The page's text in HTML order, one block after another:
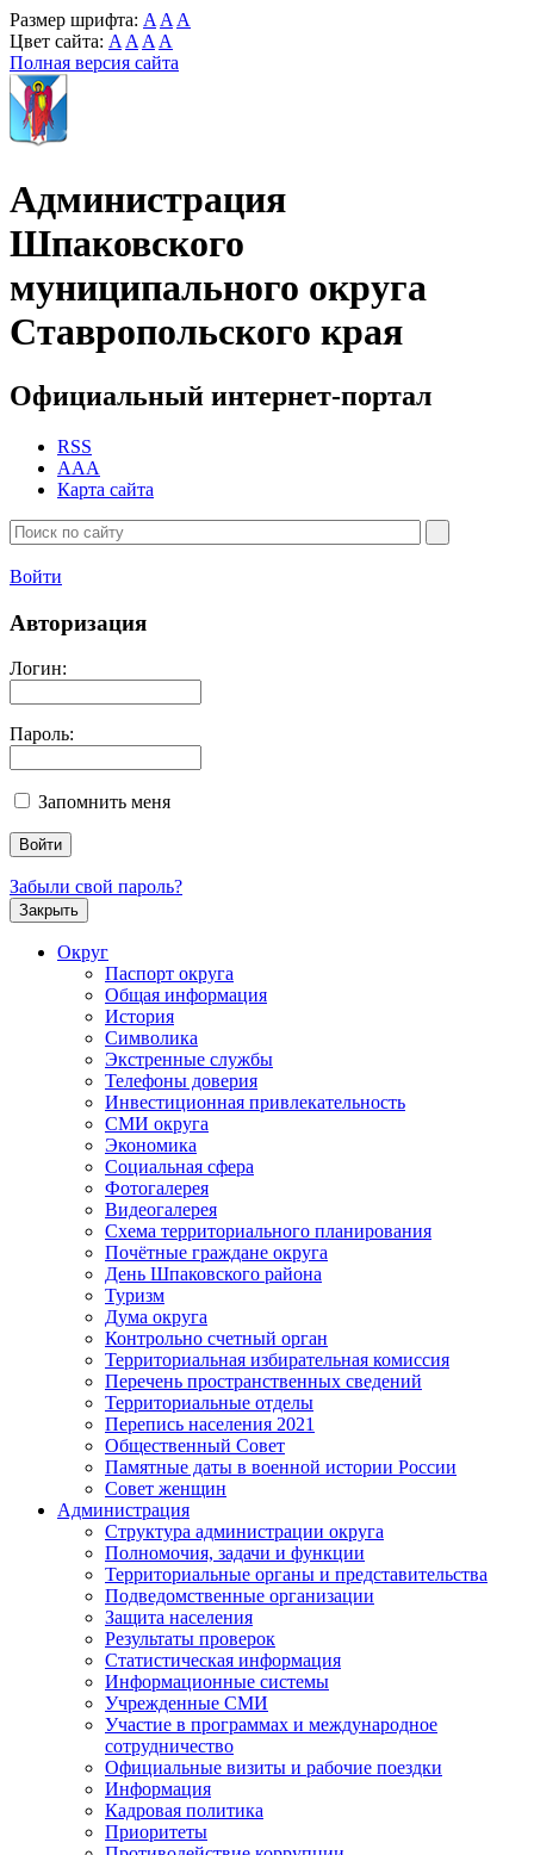
Размер шрифта: A A A
Цвет сайта: A A A A
Полная версия сайта
Администрация
Шпаковского
муниципального округа
Ставропольского края
Официальный интернет-портал
RSS
AAA
Карта сайта
Войти
Авторизация
Логин:
Пароль:
Запомнить меня
Забыли свой пароль?
Закрыть
Округ
Паспорт округа
Общая информация
История
Символика
Экстренные службы
Телефоны доверия
Инвестиционная привлекательность
СМИ округа
Экономика
Социальная сфера
Фотогалерея
Видеогалерея
Схема территориального планирования
Почётные граждане округа
День Шпаковского района
Туризм
Дума округа
Контрольно счетный орган
Территориальная избирательная комиссия
Перечень пространственных сведений
Территориальные отделы
Перепись населения 2021
Общественный Совет
Памятные даты в военной истории России
Совет женщин
Администрация
Структура администрации округа
Полномочия, задачи и функции
Территориальные органы и представительства
Подведомственные организации
Защита населения
Результаты проверок
Статистическая информация
Информационные системы
Учрежденные СМИ
Участие в программах и международное
сотрудничество
Официальные визиты и рабочие поездки
Информация
Кадровая политика
Приоритеты